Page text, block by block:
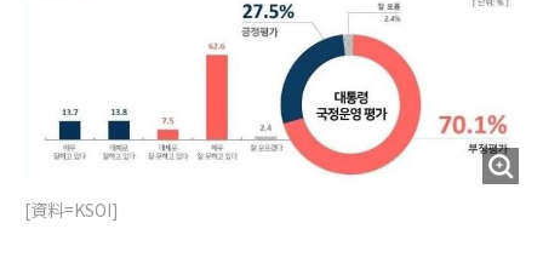
[資料=KSOI]